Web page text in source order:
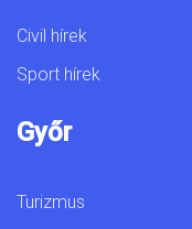
Civil hírek
Sport hírek
Győr
Turizmus